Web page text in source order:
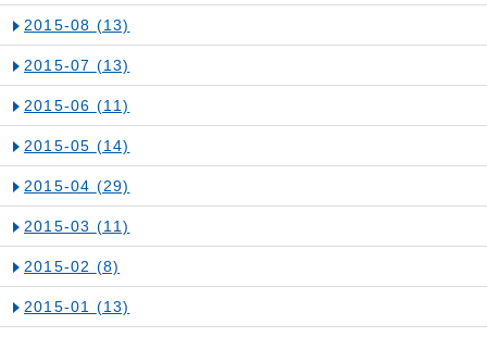
2015-08 (13)
2015-07 (13)
2015-06 (11)
2015-05 (14)
2015-04 (29)
2015-03 (11)
2015-02 (8)
2015-01 (13)